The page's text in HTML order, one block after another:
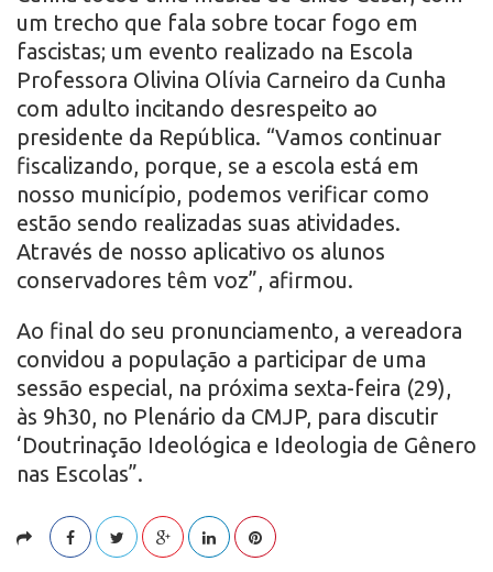
um trecho que fala sobre tocar fogo em
fascistas; um evento realizado na Escola
Professora Olivina Olívia Carneiro da Cunha
com adulto incitando desrespeito ao
presidente da República. “Vamos continuar
fiscalizando, porque, se a escola está em
nosso município, podemos verificar como
estão sendo realizadas suas atividades.
Através de nosso aplicativo os alunos
conservadores têm voz”, afirmou.
Ao final do seu pronunciamento, a vereadora
convidou a população a participar de uma
sessão especial, na próxima sexta-feira (29),
às 9h30, no Plenário da CMJP, para discutir
‘Doutrinação Ideológica e Ideologia de Gênero
nas Escolas”.